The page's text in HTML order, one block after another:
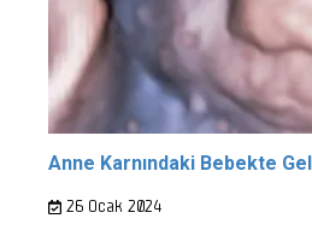
Anne Karnındaki Bebekte
26 Ocak 2024